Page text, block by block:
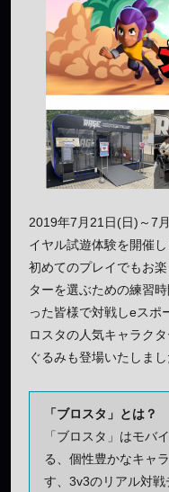
2019年7月21日(日)～7
イヤル試遊体験を開催し
初めてのプレイでもお
ターを選ぶための練習
った皆様で対戦しeスポ
ロスタの人気キャラク
ぐるみも登場いたしまし
「ブロスタ」とは？
「ブロスタ」はモバ
る、個性豊かなキャ
す、3v3のリアル対戦